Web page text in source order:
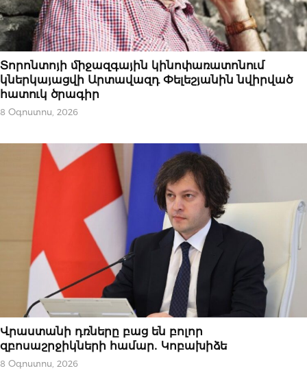
ԱԶԳԱՅԻՆ
Տորոնտոյի միջազգային կինոփառատոնում
կներկայացվի Արտավազդ Փելեշյանին նվիրված
հատուկ ծրագիր
8 Օգոստոս, 2026
ՆՈՐՈՒԹՅՈՒՆՆԵՐ
Վրաստանի դռները բաց են բոլոր
զբոսաշրջիկների համար․ Կոբախիձե
8 Օգոստոս, 2026